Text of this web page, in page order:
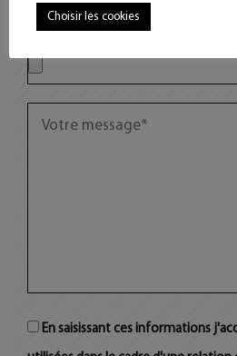
En saisissant ces informations
Choisir les cookies